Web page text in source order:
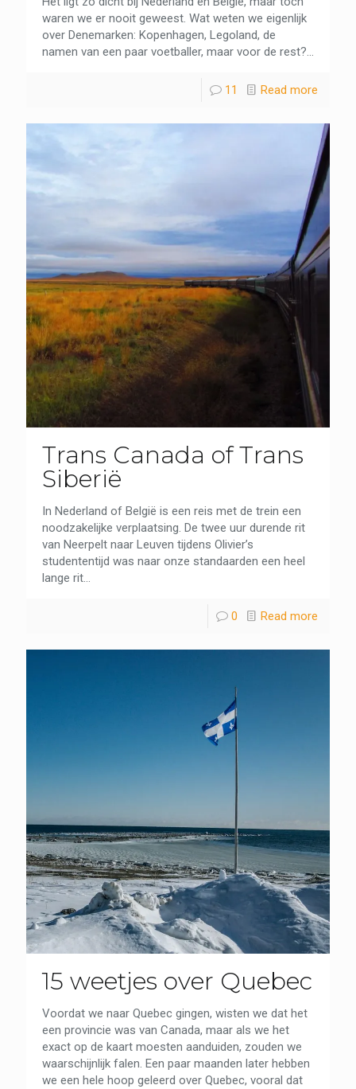
waren we er nooit geweest. Wat weten we eigenlijk
over Denemarken: Kopenhagen, Legoland, de
namen van een paar voetballer, maar voor de rest?...
11 Read more
Trans Canada of Trans
Siberië
In Nederland of België is een reis met de trein een
noodzakelijke verplaatsing. De twee uur durende rit
van Neerpelt naar Leuven tijdens Olivier’s
studententijd was naar onze standaarden een heel
lange rit...
0 Read more
15 weetjes over Quebec
Voordat we naar Quebec gingen, wisten we dat het
een provincie was van Canada, maar als we het
exact op de kaart moesten aanduiden, zouden we
waarschijnlijk falen. Een paar maanden later hebben
we een hele hoop geleerd over Quebec, vooral dat